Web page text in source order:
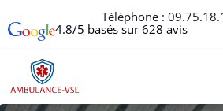
Téléphone :
4.8/5 basés sur 628 avis